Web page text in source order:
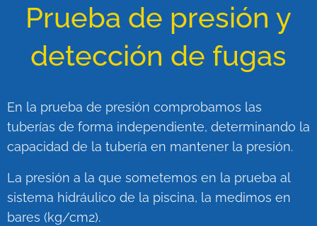
Prueba de presión y
detección de fugas
En la prueba de presión comprobamos las
tuberías de forma independiente, determinando la
capacidad de la tubería en mantener la presión.
La presión a la que sometemos en la prueba al
sistema hidráulico de la piscina, la medimos en
bares (kg/cm2).